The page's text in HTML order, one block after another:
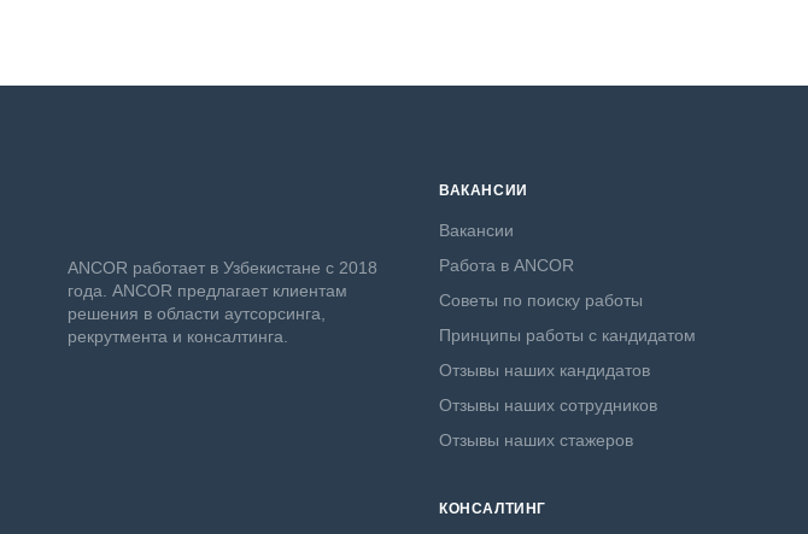
ANСOR работает в Узбекистане с 2018
года. ANCOR предлагает клиентам
решения в области аутсорсинга,
рекрутмента и консалтинга.
ВАКАНСИИ
Вакансии
Работа в ANCOR
Советы по поиску работы
Принципы работы с кандидатом
Отзывы наших кандидатов
Отзывы наших сотрудников
Отзывы наших стажеров
КОНСАЛТИНГ